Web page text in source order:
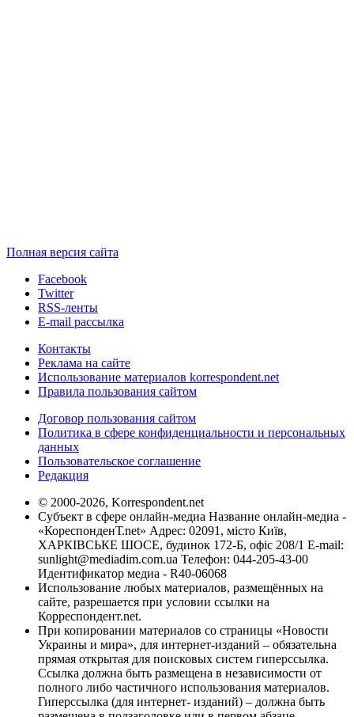
Полная версия сайта
Facebook
Twitter
RSS-ленты
E-mail рассылка
Контакты
Реклама на сайте
Использование материалов korrespondent.net
Правила пользования сайтом
Договор пользования сайтом
Политика в сфере конфиденциальности и персональных
данных
Пользовательское соглашение
Редакция
© 2000-2026, Korrespondent.net
Субъект в сфере онлайн-медиа Название онлайн-медиа -
«КореспонденТ.net» Адрес: 02091, місто Київ,
ХАРКІВСЬКЕ ШОСЕ, будинок 172-Б, офіс 208/1 E-mail:
sunlight@mediadim.com.ua Телефон: 044-205-43-00
Идентификатор медиа - R40-06068
Использование любых материалов, размещённых на
сайте, разрешается при условии ссылки на
Корреспондент.net.
При копировании материалов со страницы «Новости
Украины и мира», для интернет-изданий – обязательна
прямая открытая для поисковых систем гиперссылка.
Ссылка должна быть размещена в независимости от
полного либо частичного использования материалов.
Гиперссылка (для интернет- изданий) – должна быть